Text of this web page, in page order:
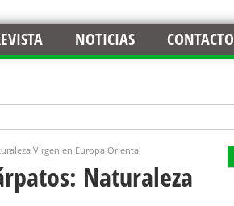
NOTICIAS CONTACTO
Virgen en Europa Oriental
Naturaleza